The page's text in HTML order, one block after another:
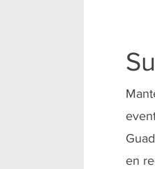
en